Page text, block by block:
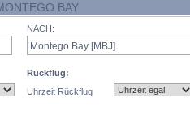
BAY
NACH:
Rückflug:
Uhrzeit Rückflug